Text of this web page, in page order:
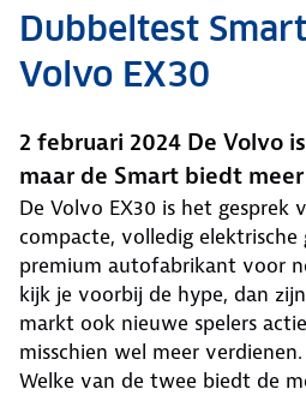
Dubbeltest
Volvo EX30
2 februari 2024 De Volvo
maar de Smart biedt
De Volvo EX30 is het gesprek
compacte, volledig elektrische
premium autofabrikant voor
kijk je voorbij de hype, dan
markt ook nieuwe spelers
misschien wel meer
Welke van de twee biedt de